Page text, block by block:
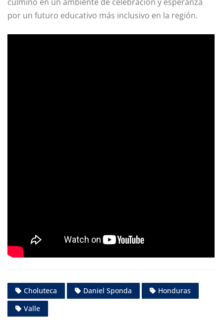
por un futuro educativo más inclusivo en la región.
Choluteca Daniel Sponda
Honduras
Valle